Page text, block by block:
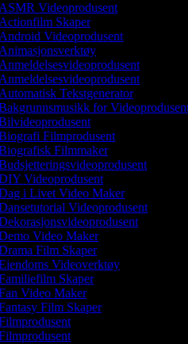
Videoprodusent
Skaper
Videoprodusent
Tekstgenerator
for Videoprodusent
Filmprodusent
Filmmaker
Videoprodusent
i Livet Video Maker
Videoprodusent
Video Maker
Film Skaper
Videoverktøy
Skaper
Video Maker
Film Skaper